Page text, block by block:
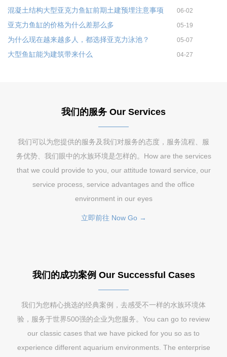
混凝土结构大型亚克力鱼缸前期土建预埋注意事项 06-02
亚克力鱼缸的价格为什么差那么多 05-19
为什么现在越来越多人，都选择亚克力泳池？ 05-07
大型鱼缸能为建筑带来什么 04-27
我们的服务 Our Services
我们可以为您提供的服务及我们对服务的态度，服务流程、服
务优势、我们眼中的水族环境是怎样的。How are the services
that we could provide to you, our attitude toward service, our
service process, service advantages and the office
environment in our eyes
立即前往 Now Go →
我们的成功案例 Our Successful Cases
我们为您精心挑选的经典案例，去感受不一样的水族环境体
验，服务于世界500强的企业为您服务。You can go to review
our classic cases that we have picked for you so as to
experience different aquarium environments. The enterprise